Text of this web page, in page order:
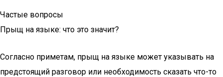
Частые вопросы
Прыщ на языке: что это значит?
Согласно приметам, прыщ на языке может указывать на
предстоящий разговор или необходимость сказать что-то